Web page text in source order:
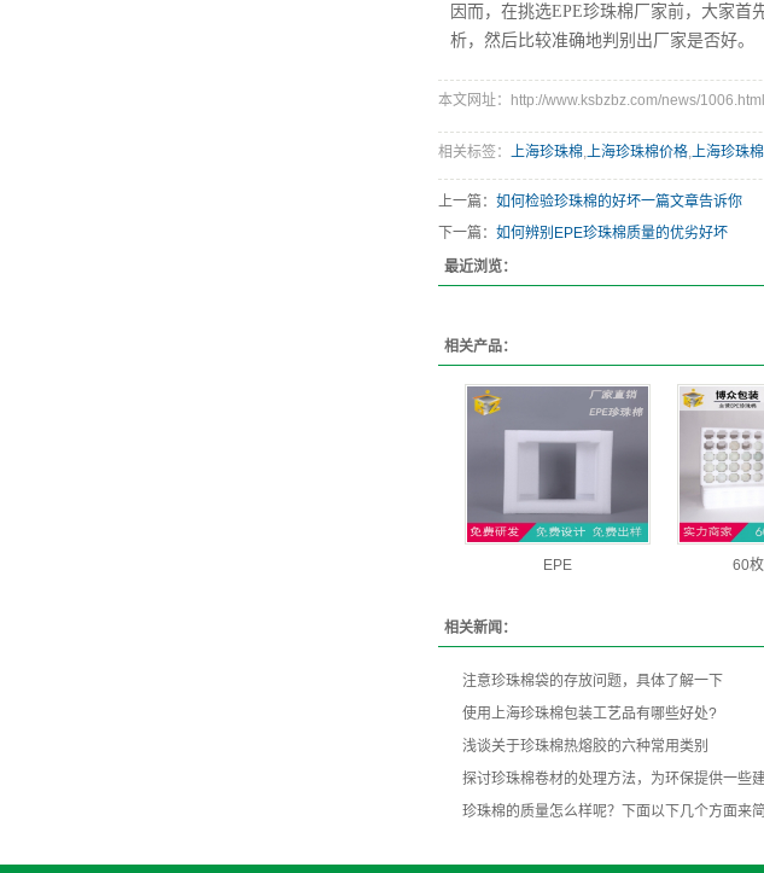
因而，在挑选EPE珍珠棉厂家前，大家
析，然后比较准确地判别出厂家是否好。
本文网址：http://www.ksbzbz.com/news/1006.html
相关标签： 上海珍珠棉,上海珍珠棉价格,上海珍珠
上一篇： 如何检验珍珠棉的好坏一篇文章告诉你
下一篇： 如何辨别EPE珍珠棉质量的优劣好坏
最近浏览：
相关产品：
EPE 60
相关新闻：
注意珍珠棉袋的存放问题，具体了解一下
使用上海珍珠棉包装工艺品有哪些好处?
浅谈关于珍珠棉热熔胶的六种常用类别
探讨珍珠棉卷材的处理方法，为环保提供一些
珍珠棉的质量怎么样呢？下面以下几个方面来